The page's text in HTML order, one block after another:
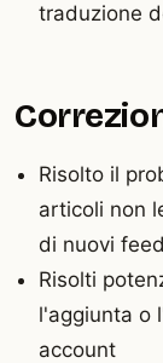
traduzione
Risolto il
articoli non
di nuovi feed
Risolti
l'aggiunta o
account